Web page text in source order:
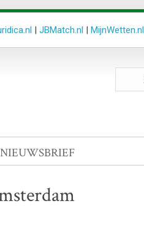
| JBMatch.nl | MijnWetten.nl
NIEUWSBRIEF